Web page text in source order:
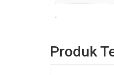
'
Produk